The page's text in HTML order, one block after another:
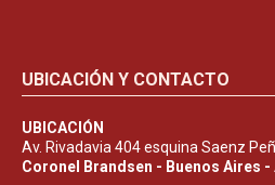
UBICACIÓN Y CONTACTO
UBICACIÓN
Av. Rivadavia 404 esquina Saenz
Coronel Brandsen - Buenos Aires -